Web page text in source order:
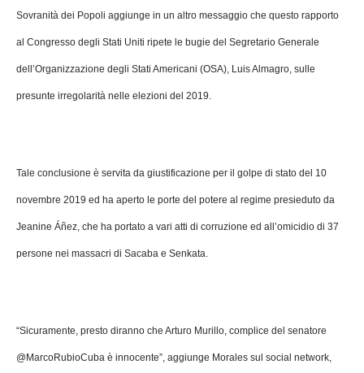
Sovranità dei Popoli aggiunge in un altro messaggio che questo rapporto
al Congresso degli Stati Uniti ripete le bugie del Segretario Generale
dell’Organizzazione degli Stati Americani (OSA), Luis Almagro, sulle
presunte irregolarità nelle elezioni del 2019.
Tale conclusione è servita da giustificazione per il golpe di stato del 10
novembre 2019 ed ha aperto le porte del potere al regime presieduto da
Jeanine Áñez, che ha portato a vari atti di corruzione ed all’omicidio di 37
persone nei massacri di Sacaba e Senkata.
“Sicuramente, presto diranno che Arturo Murillo, complice del senatore
@MarcoRubioCuba è innocente”, aggiunge Morales sul social network,